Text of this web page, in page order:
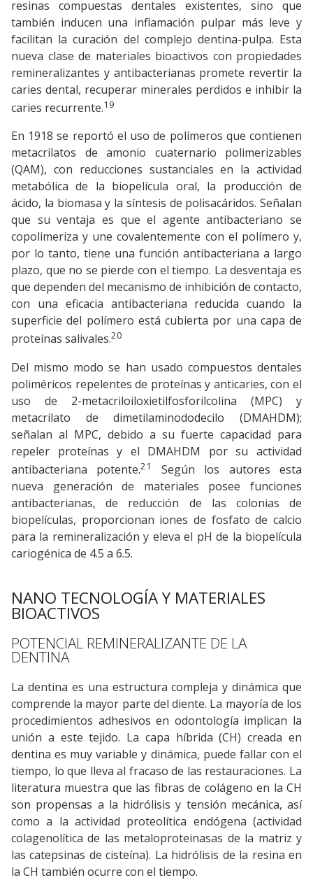
resinas compuestas dentales existentes, sino que
también inducen una inflamación pulpar más leve y
facilitan la curación del complejo dentina-pulpa. Esta
nueva clase de materiales bioactivos con propiedades
remineralizantes y antibacterianas promete revertir la
caries dental, recuperar minerales perdidos e inhibir la
caries recurrente.19
En 1918 se reportó el uso de polímeros que contienen
metacrilatos de amonio cuaternario polimerizables
(QAM), con reducciones sustanciales en la actividad
metabólica de la biopelícula oral, la producción de
ácido, la biomasa y la síntesis de polisacáridos. Señalan
que su ventaja es que el agente antibacteriano se
copolimeriza y une covalentemente con el polímero y,
por lo tanto, tiene una función antibacteriana a largo
plazo, que no se pierde con el tiempo. La desventaja es
que dependen del mecanismo de inhibición de contacto,
con una eficacia antibacteriana reducida cuando la
superficie del polímero está cubierta por una capa de
proteínas salivales.20
Del mismo modo se han usado compuestos dentales
poliméricos repelentes de proteínas y anticaries, con el
uso de 2-metacriloiloxietilfosforilcolina (MPC) y
metacrilato de dimetilaminododecilo (DMAHDM);
señalan al MPC, debido a su fuerte capacidad para
repeler proteínas y el DMAHDM por su actividad
antibacteriana potente.21
Según los autores esta
nueva generación de materiales posee funciones
antibacterianas, de reducción de las colonias de
biopelículas, proporcionan iones de fosfato de calcio
para la remineralización y eleva el pH de la biopelícula
cariogénica de 4.5 a 6.5.
NANO TECNOLOGÍA Y MATERIALES
BIOACTIVOS
POTENCIAL REMINERALIZANTE DE LA
DENTINA
La dentina es una estructura compleja y dinámica que
comprende la mayor parte del diente. La mayoría de los
procedimientos adhesivos en odontología implican la
unión a este tejido. La capa híbrida (CH) creada en
dentina es muy variable y dinámica, puede fallar con el
tiempo, lo que lleva al fracaso de las restauraciones. La
literatura muestra que las fibras de colágeno en la CH
son propensas a la hidrólisis y tensión mecánica, así
como a la actividad proteolítica endógena (actividad
colagenolítica de las metaloproteinasas de la matriz y
las catepsinas de cisteína). La hidrólisis de la resina en
la CH también ocurre con el tiempo.